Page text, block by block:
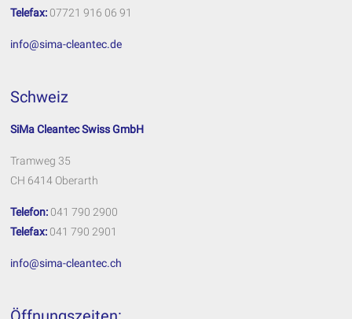
Telefax: 07721 916 06 91
info@sima-cleantec.de
Schweiz
SiMa Cleantec Swiss GmbH
Tramweg 35
CH 6414 Oberarth
Telefon: 041 790 2900
Telefax: 041 790 2901
info@sima-cleantec.ch